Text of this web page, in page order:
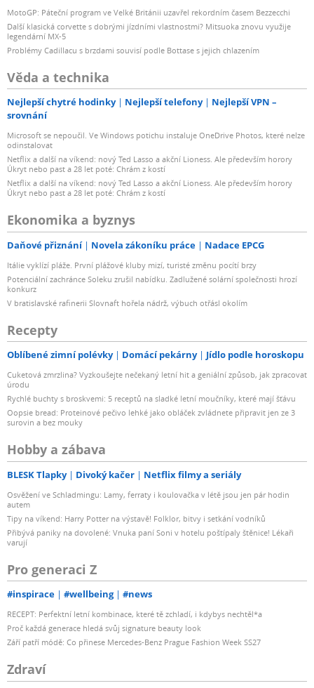
MotoGP: Páteční program ve Velké Británii uzavřel rekordním časem Bezzecchi
Další klasická corvette s dobrými jízdními vlastnostmi? Mitsuoka znovu využije
legendární MX-5
Problémy Cadillacu s brzdami souvisí podle Bottase s jejich chlazením
Věda a technika
Nejlepší chytré hodinky Nejlepší telefony
Nejlepší VPN –
srovnání
Microsoft se nepoučil. Ve Windows potichu instaluje OneDrive Photos, které nelze
odinstalovat
Netflix a další na víkend: nový Ted Lasso a akční Lioness. Ale především horory
Úkryt nebo past a 28 let poté: Chrám z kostí
Netflix a další na víkend: nový Ted Lasso a akční Lioness. Ale především horory
Úkryt nebo past a 28 let poté: Chrám z kostí
Ekonomika a byznys
Daňové přiznání Novela zákoníku práce Nadace EPCG
Itálie vyklízí pláže. První plážové kluby mizí, turisté změnu pocítí brzy
Potenciální zachránce Soleku zrušil nabídku. Zadlužené solární společnosti hrozí
konkurz
V bratislavské rafinerii Slovnaft hořela nádrž, výbuch otřásl okolím
Recepty
Oblíbené zimní polévky Domácí pekárny Jídlo podle horoskopu
Cuketová zmrzlina? Vyzkoušejte nečekaný letní hit a geniální způsob, jak zpracovat
úrodu
Rychlé buchty s broskvemi: 5 receptů na sladké letní moučníky, které mají šťávu
Oopsie bread: Proteinové pečivo lehké jako obláček zvládnete připravit jen ze 3
surovin a bez mouky
Hobby a zábava
BLESK Tlapky Divoký kačer Netflix filmy a seriály
Osvěžení ve Schladmingu: Lamy, ferraty i koulovačka v létě jsou jen pár hodin
autem
Tipy na víkend: Harry Potter na výstavě! Folklor, bitvy i setkání vodníků
Přibývá paniky na dovolené: Vnuka paní Soni v hotelu poštípaly štěnice! Lékaři
varují
Pro generaci Z
#inspirace #wellbeing #news
RECEPT: Perfektní letní kombinace, které tě zchladí, i kdybys nechtěl*a
Proč každá generace hledá svůj signature beauty look
Září patří módě: Co přinese Mercedes-Benz Prague Fashion Week SS27
Zdraví